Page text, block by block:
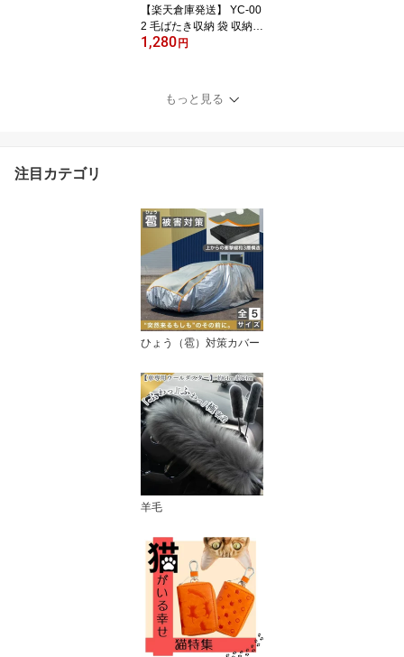
【楽天倉庫発送】 YC-00
2 毛ばたき収納 袋 収納
毛ばたき 保存 オースト
動車 向島自動車用品製作
所 ディーラー モビリテ
1,280円
もっと見る
注目カテゴリ
ひょう（雹）対策カバー
羊毛